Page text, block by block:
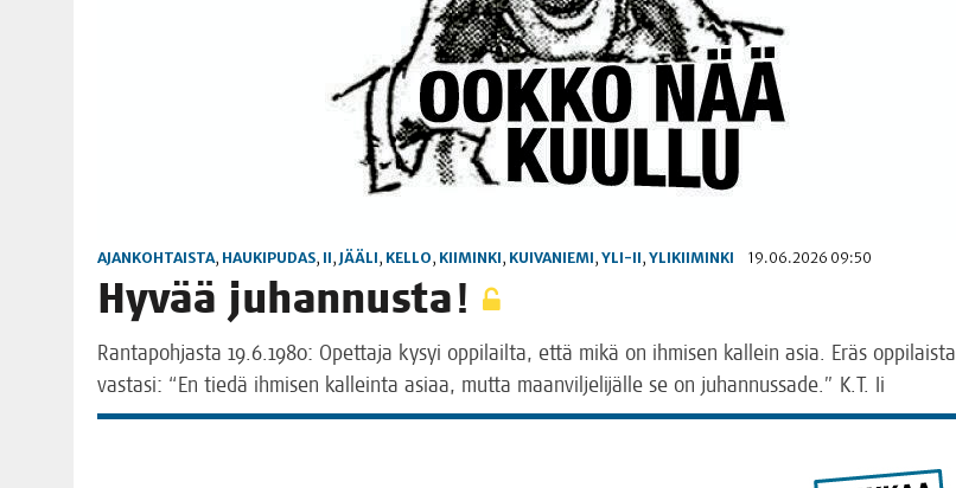
AJANKOHTAISTA, HAUKIPUDAS, II, JÄÄLI, KELLO, KIIMINKI, KUIVANIEMI, YLI-II, YLIKIIMINKI 19.06.2026 09:50
Hyvää juhan­nus­ta!
Ran­ta­poh­jas­ta 19.6.1980: Opet­ta­ja kysyi oppi­lail­ta, että mikä on ihmi­sen kal­lein asia. Eräs oppi­lais­ta
vas­ta­si: “En tie­dä ihmi­sen kal­lein­ta asi­aa, mut­ta maan­vil­je­li­jäl­le se on juhan­nus­sa­de.” K.T. Ii